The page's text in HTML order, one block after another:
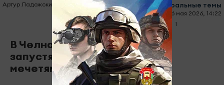
Артур Ладожский #центральные темы
26 мая 2026, 14:22
663
0 1
В Челнах на Курбан-байрам
запустят ночные автобусы к
мечетям